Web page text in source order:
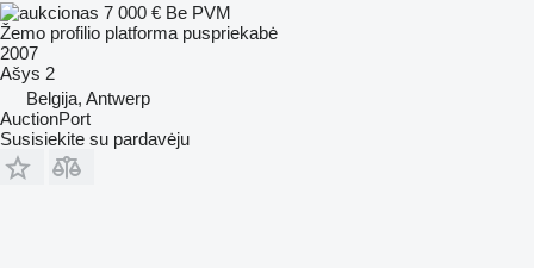
7 000 € Be PVM
Žemo profilio platforma puspriekabė
2007
Ašys 2
Belgija, Antwerp
AuctionPort
Susisiekite su pardavėju